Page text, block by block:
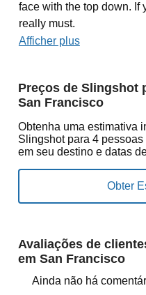
face with the top down. If
really must.
Afficher plus
Preços de Slingshot
San Francisco
Obtenha uma estimativa
Slingshot para 4
em seu destino e datas
Avaliações de
em San Francisco
Ainda não há